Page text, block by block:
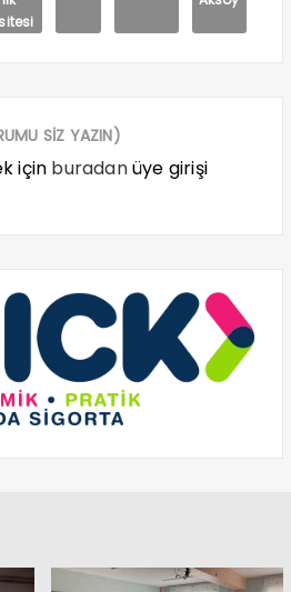
SİZ YAZIN)
için buradanüye girişi